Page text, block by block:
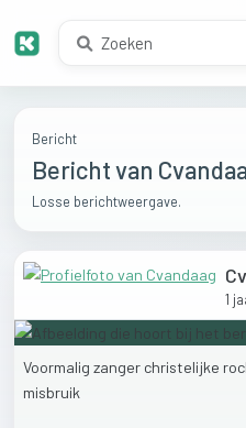
Bericht
Bericht van
Losse berichtweergave.
1
Voormalig zanger christelijke
misbruik